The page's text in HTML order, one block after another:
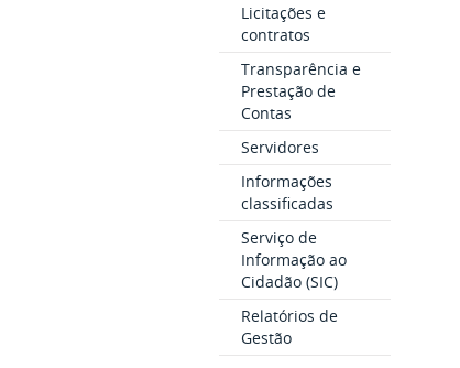
Licitações e
contratos
Transparência e
Prestação de
Contas
Servidores
Informações
classificadas
Serviço de
Informação ao
Cidadão (SIC)
Relatórios de
Gestão